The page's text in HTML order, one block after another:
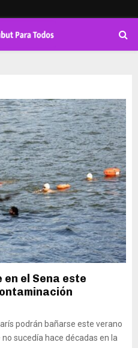
el Sena este
podrán bañarse este verano
sucedía hace décadas en la